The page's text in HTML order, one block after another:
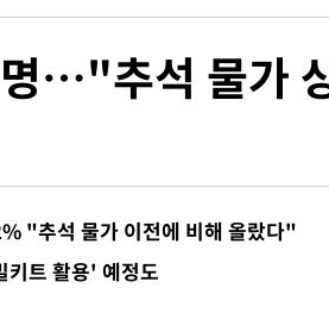
는 마음 느꼈고, 많은 트로피 원해 아
…누적 환자 3000명 돌파
리 발견…감정가 1.3억원
대, 닷새 만에 숨진 채 발견
'홈팀' 일본과 한일전
전복…1명 사망·1명 실종
고 35도' 무더위, 열대야 계속[다음주
…"추석 물가
"추석 물가 이전에 비해 올랐다"
키트 활용' 예정도